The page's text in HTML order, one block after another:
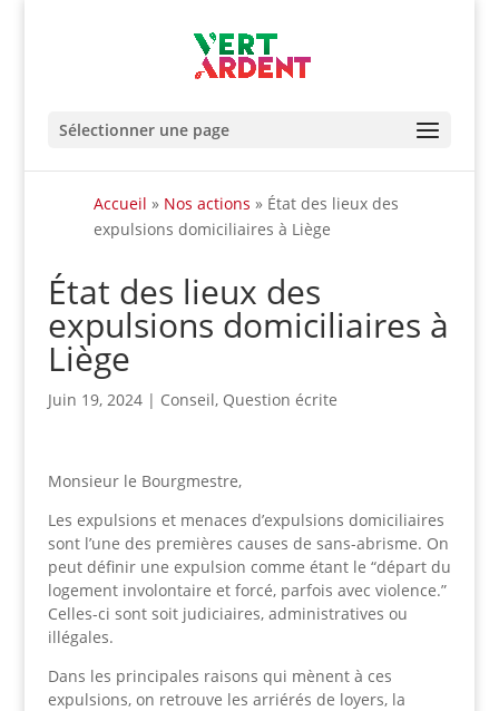
Sélectionner une page
Accueil » Nos actions » État des lieux des
expulsions domiciliaires à Liège
État des lieux des
expulsions domiciliaires à
Liège
Juin 19, 2024| Conseil, Question écrite
Monsieur le Bourgmestre,
Les expulsions et menaces d’expulsions domiciliaires
sont l’une des premières causes de sans-abrisme. On
peut définir une expulsion comme étant le “départ du
logement involontaire et forcé, parfois avec violence.”
Celles-ci sont soit judiciaires, administratives ou
illégales.
Dans les principales raisons qui mènent à ces
expulsions, on retrouve les arriérés de loyers, la